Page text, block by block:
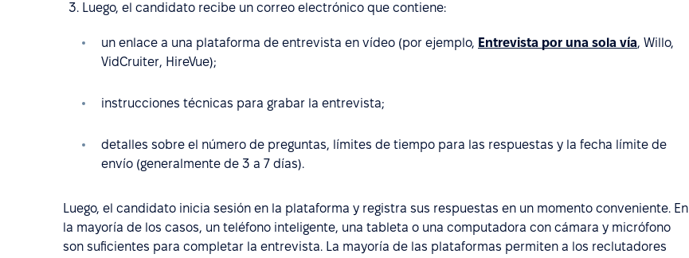
Luego, el candidato recibe un correo electrónico que contiene:
un enlace a una plataforma de entrevista en vídeo (por ejemplo, Entrevista por una sola vía, Willo,
VidCruiter, HireVue);
instrucciones técnicas para grabar la entrevista;
detalles sobre el número de preguntas, límites de tiempo para las respuestas y la fecha límite de
envío (generalmente de 3 a 7 días).
Luego, el candidato inicia sesión en la plataforma y registra sus respuestas en un momento conveniente. En
la mayoría de los casos, un teléfono inteligente, una tableta o una computadora con cámara y micrófono
son suficientes para completar la entrevista. La mayoría de las plataformas permiten a los reclutadores